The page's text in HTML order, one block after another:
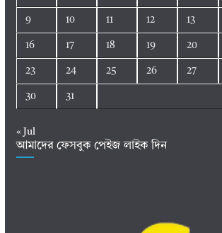
9 10 11 12 13
16 17 18 19 20
23 24 25 26 27
30 31
« Jul
আমাদের ফেসবুক পেইজ লাইক দিন